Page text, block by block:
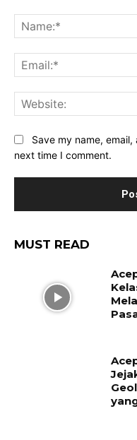
Save my name,
next time I comment.
MUST READ